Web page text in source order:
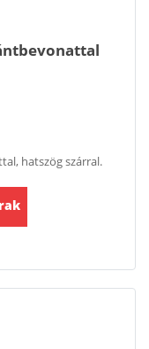
hatszög szárral.